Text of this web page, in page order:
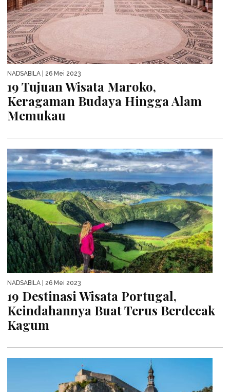
NADSABILA | 26 Mei 2023
19 Tujuan Wisata Maroko,
Keragaman Budaya Hingga Alam
Memukau
NADSABILA | 26 Mei 2023
19 Destinasi Wisata Portugal,
Keindahannya Buat Terus Berdecak
Kagum